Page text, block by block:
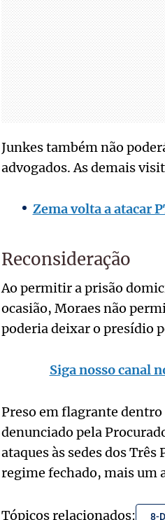
Junkes também não
advogados. As demais
Zema volta a atacar
Reconsideração
Ao permitir a prisão
ocasião, Moraes não
poderia deixar o presídio
Siga nosso canal
Preso em flagrante
denunciado pela
ataques às sedes dos Três
regime fechado, mais um
Tópicos relacionados: 8-